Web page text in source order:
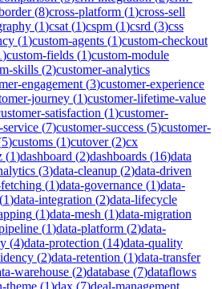
(8)cross-platform (1)cross-sell
(1)csat (1)cspm (1)csrd (3)css
(1)custom-agents (1)custom-checkout
)custom-fields (1)custom-module
skills (2)customer-analytics
engagement (3)customer-experience
journey (1)customer-lifetime-value
satisfaction (1)customer-
service (7)customer-success (5)customer-
5)customs (1)cutover(2)cx
(1)dashboard (2)dashboards (16)data
(3)data-cleanup (2)data-driven
(1)data-governance (1)data-
(1)data-integration (2)data-lifecycle
(1)data-mesh (1)data-migration
(1)data-platform (2)data-
(4)data-protection (14)data-quality
(2)data-retention (1)data-transfer
warehouse (2)database (7)dataflows
theme (1)dax (7)deal-management